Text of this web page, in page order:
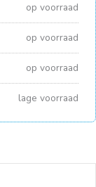
op voorraad
op voorraad
op voorraad
lage voorraad